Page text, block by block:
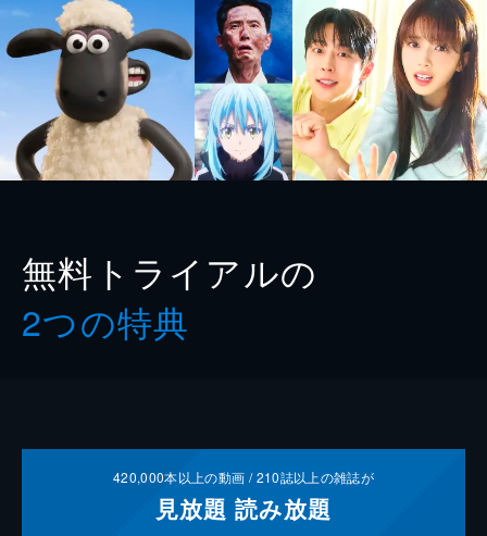
無料トライアルの
2つの特典
420,000本以上の動画 /210誌以上の雑誌が
見放題 読み放題